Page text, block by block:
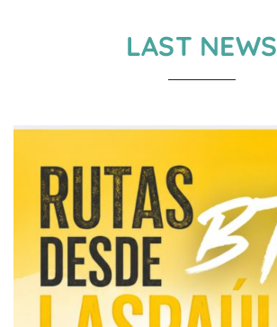
LAST NEWS